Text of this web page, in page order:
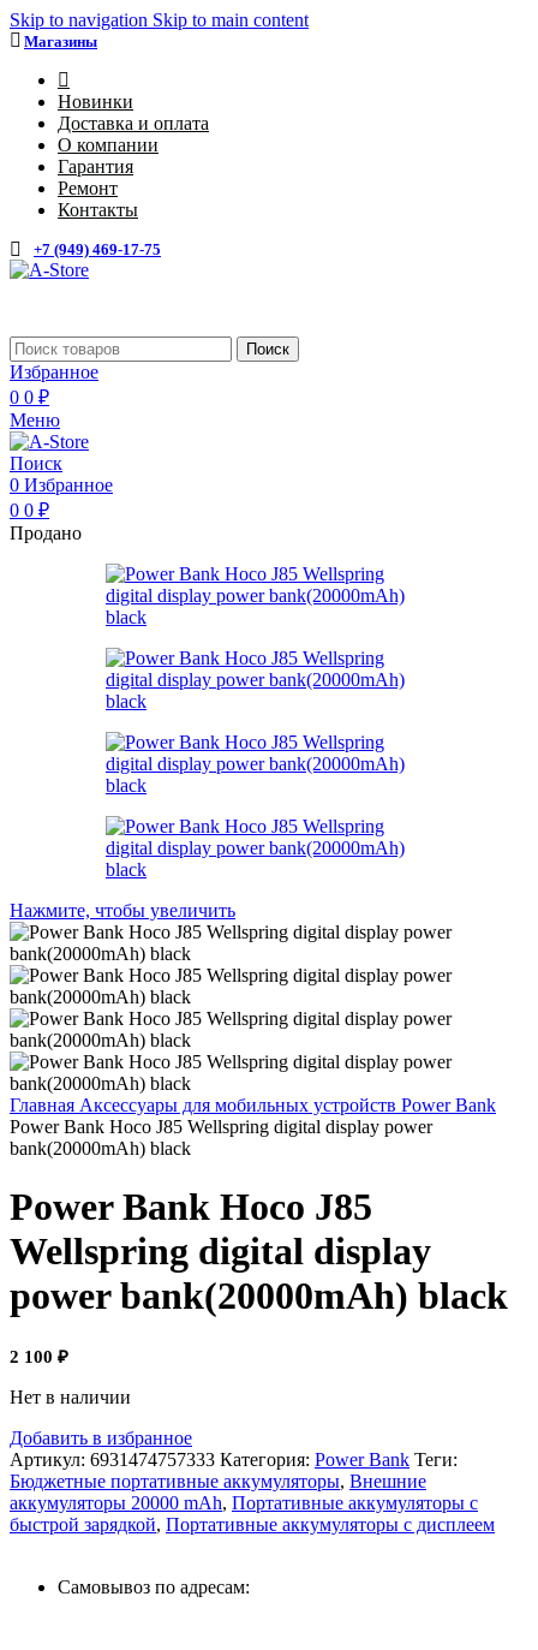
Skip to navigation Skip to main content
Магазины
Новинки
Доставка и оплата
О компании
Гарантия
Ремонт
Контакты
+7 (949) 469-17-75
Поиск
Избранное
0 0 ₽
Меню
Поиск
0 Избранное
0 0 ₽
Продано
Нажмите, чтобы увеличить
Главная Аксессуары для мобильных устройств Power Bank
Power Bank Hoco J85 Wellspring digital display power
bank(20000mAh) black
Power Bank Hoco J85
Wellspring digital display
power bank(20000mAh) black
2 100 ₽
Нет в наличии
Добавить в избранное
Артикул: 6931474757333 Категория: Power Bank Теги:
Бюджетные портативные аккумуляторы, Внешние
аккумуляторы 20000 mAh, Портативные аккумуляторы с
быстрой зарядкой, Портативные аккумуляторы с дисплеем
Самовывоз по адресам: